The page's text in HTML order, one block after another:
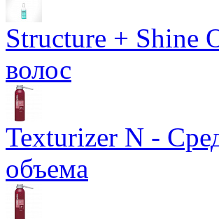
Structure + Shine
волос
Texturizer N -
объема